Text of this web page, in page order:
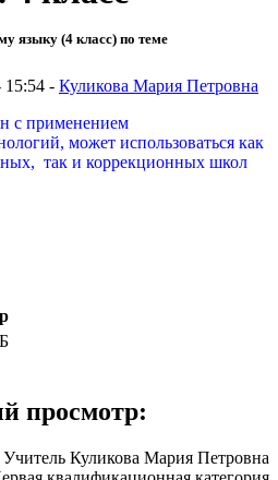
языку (4 класс) по теме
15:54 - Куликова Мария Петровна
с применением
может использоваться как
так и коррекционных школ
просмотр:
Учитель Куликова Мария Петровна